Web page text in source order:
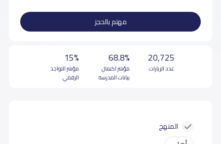
مهتم بالحجز
20,725
عدد الزيارات
68.8%
مؤشر اكتمال
بيانات المدرسة
15%
مؤشر التواجد
الرقمي
المنهج